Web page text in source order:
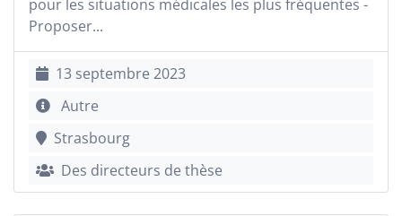
pour les situations médicales les plus fréquentes -
Proposer...
13 septembre 2023
Autre
Strasbourg
Des directeurs de thèse